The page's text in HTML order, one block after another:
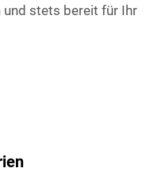
und stets bereit für Ihr